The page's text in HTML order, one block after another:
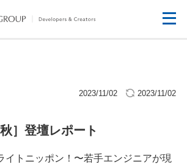
2023/11/02 2023/11/02
］登壇レポート
イトニッポン！〜若手エンジニアが現